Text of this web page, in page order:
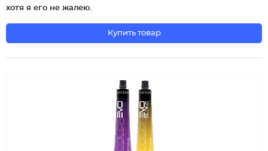
хотя я его не жалею.
Купить товар